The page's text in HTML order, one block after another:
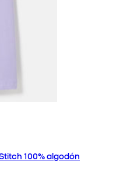
100% algodón